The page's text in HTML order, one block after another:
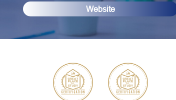
Website